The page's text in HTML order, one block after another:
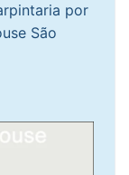
por
São